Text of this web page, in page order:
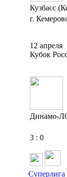
Кузбасс
г.
12 апреля
Кубок
Динамо-
3 : 0
Суперлига